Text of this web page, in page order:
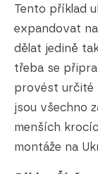
Tento příklad
expandovat
dělat jedině
třeba se
provést určité
jsou všechno
menších
montáže na